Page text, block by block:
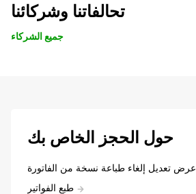
تحالفاتنا وشركائنا
جميع الشركاء
حول الحجز الخاص بك
عرض تعديل إلغاء طباعة نسخة من الفاتورة
طبع الفواتير